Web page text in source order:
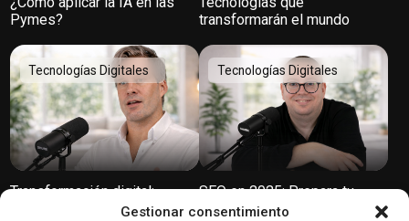
Gestionar consentimiento
Pymes?
transformarán el mundo
Tecnologías Digitales
Transformación digital:
Innovación, cultura y
Tecnologías Digitales
SEO en 2025: Prepara tu
negocio para el futuro